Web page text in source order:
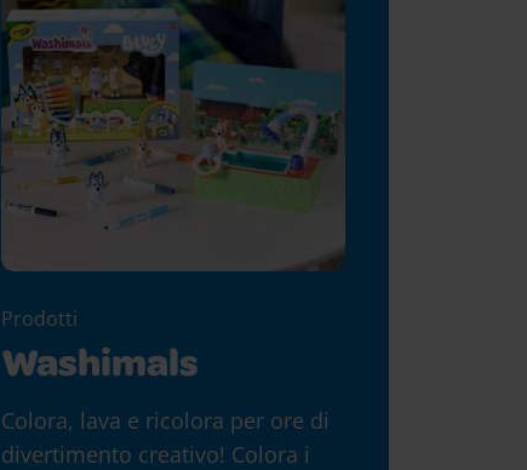
Prodotti
Washimals
Colora, lava e ricolora per ore di
divertimento creativo! Colora i